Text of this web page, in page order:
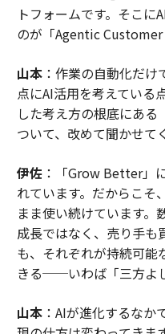
トフォームです。そこ
のが「Agentic Customer
山本：作業の自動化だけ
点にAI活用を考えている
した考え方の根底にあ
ついて、改めて聞かせて
伊佐：「Grow Better」
れています。だからこそ
まま使い続けています。
成長ではなく、売り手も
も、それぞれが持続可能
きる──いわば「三方よ
山本：AIが進化するなか